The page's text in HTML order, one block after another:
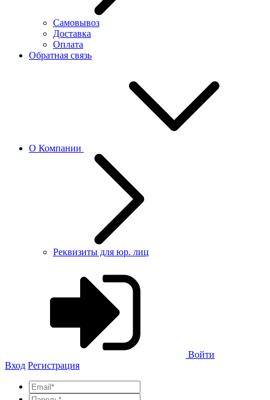
Самовывоз
Доставка
Оплата
Обратная связь
О Компании
Реквизиты для юр. лиц
Войти
Вход Регистрация